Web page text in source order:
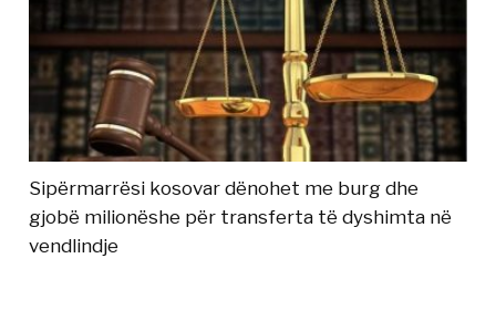
Sipërmarrësi kosovar dënohet me burg dhe
gjobë milionëshe për transferta të dyshimta në
vendlindje